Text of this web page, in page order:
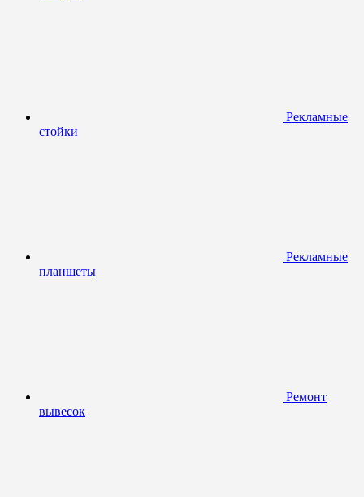
Рекламные
стойки
Рекламные
планшеты
Ремонт
вывесок